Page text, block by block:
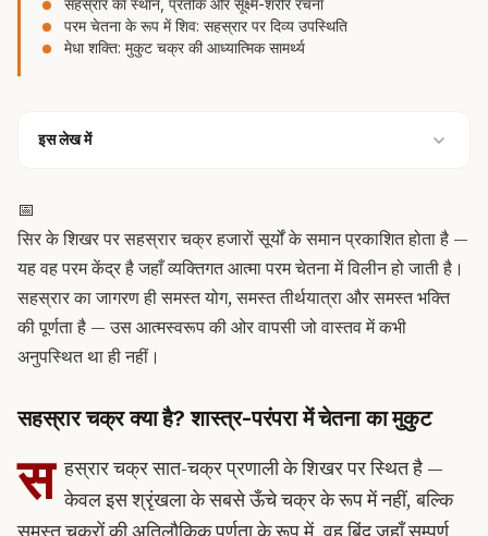
सहस्रार का स्थान, प्रतीक और सूक्ष्म-शरीर रचना
परम चेतना के रूप में शिव: सहस्रार पर दिव्य उपस्थिति
मेधा शक्ति: मुकुट चक्र की आध्यात्मिक सामर्थ्य
इस लेख में
📅
सिर के शिखर पर सहस्रार चक्र हजारों सूर्यों के समान प्रकाशित होता है —
यह वह परम केंद्र है जहाँ व्यक्तिगत आत्मा परम चेतना में विलीन हो जाती है।
सहस्रार का जागरण ही समस्त योग, समस्त तीर्थयात्रा और समस्त भक्ति
की पूर्णता है — उस आत्मस्वरूप की ओर वापसी जो वास्तव में कभी
अनुपस्थित था ही नहीं।
सहस्रार चक्र क्या है? शास्त्र-परंपरा में चेतना का मुकुट
स हस्रार चक्र सात-चक्र प्रणाली के शिखर पर स्थित है —
केवल इस श्रृंखला के सबसे ऊँचे चक्र के रूप में नहीं, बल्कि